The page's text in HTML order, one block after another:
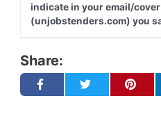
indicate in your email/
(unjobstenders.com) you
Share: